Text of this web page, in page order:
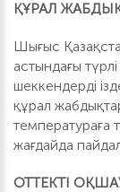
ҚҰРАЛ
Шығыс
астындағы
шеккендерді
құрал
температураға
жағдайда
ОТТЕКТІ